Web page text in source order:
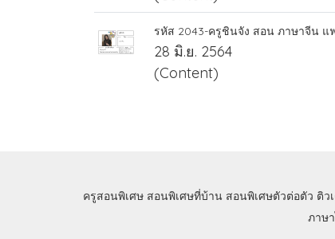
รหัส 2043-ครูชินจัง สอน ภาษาจีน
28 มิ.ย. 2564
(Content)
ครูสอนพิเศษ สอนพิเศษที่บ้าน สอนพิเศษตัวต่อตัว ติว
ภาษ